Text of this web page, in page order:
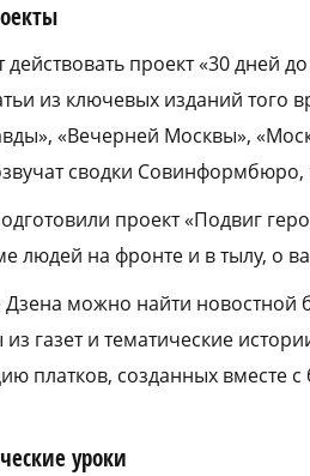
действовать проект «30 дней
из ключевых изданий того
«Вечерней Москвы»,
сводки
проект «Подвиг
людей на фронте и в тылу, о
Дзена можно найти новостной
газет и тематические
платков, созданных вместе
уроки